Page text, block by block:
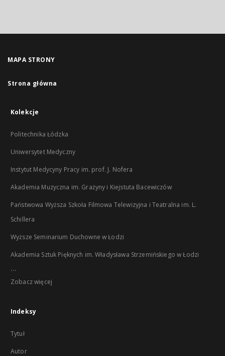
MAPA STRONY
Strona główna
Kolekcje
Politechnika Łódzka
Uniwersytet Medyczny
Instytut Medycyny Pracy im. prof. J. Nofera
Akademia Muzyczna im. Grażyny i Kiejstuta Bacewiczów
Państwowa Wyższa Szkoła Filmowa Telewizyjna i Teatralna im. L.
Schillera
Wyższe Seminarium Duchowne w Łodzi
Akademia Sztuk Pięknych im. Władysława Strzemińskiego w Łodzi
...
Zobacz więcej
Indeksy
Tytuł
Autor